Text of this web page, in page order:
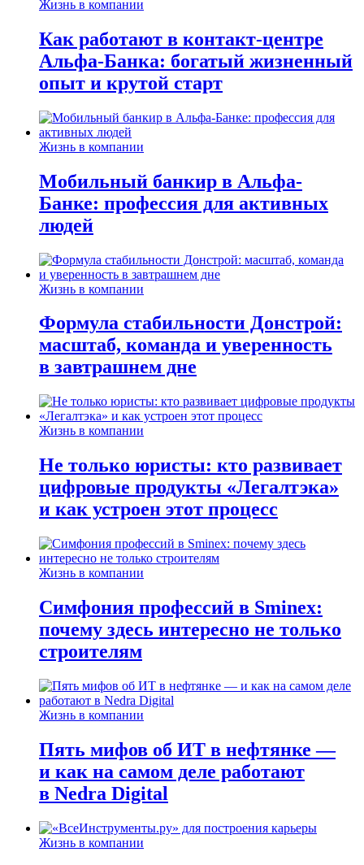
Жизнь в компании
Как работают в контакт-центре
Альфа-Банка: богатый жизненный
опыт и крутой старт
Жизнь в компании
Мобильный банкир в Альфа-
Банке: профессия для активных
людей
Жизнь в компании
Формула стабильности Донстрой:
масштаб, команда и уверенность
в завтрашнем дне
Жизнь в компании
Не только юристы: кто развивает
цифровые продукты «Легалтэка»
и как устроен этот процесс
Жизнь в компании
Симфония профессий в Sminex:
почему здесь интересно не только
строителям
Жизнь в компании
Пять мифов об ИТ в нефтянке —
и как на самом деле работают
в Nedra Digital
Жизнь в компании